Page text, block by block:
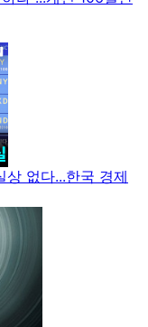
없다...한국 경제